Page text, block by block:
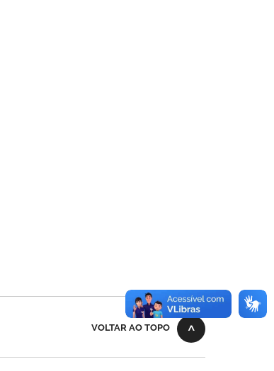
VOLTAR AO TOPO